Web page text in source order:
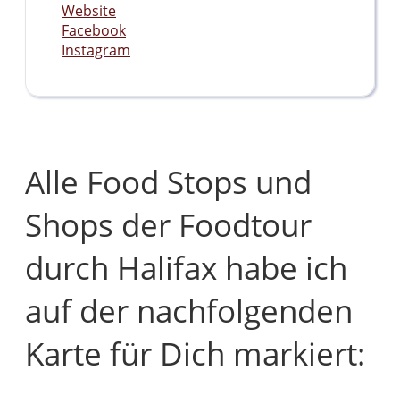
Website
Facebook
Instagram
Alle Food Stops und
Shops der Foodtour
durch Halifax habe ich
auf der nachfolgenden
Karte für Dich markiert: